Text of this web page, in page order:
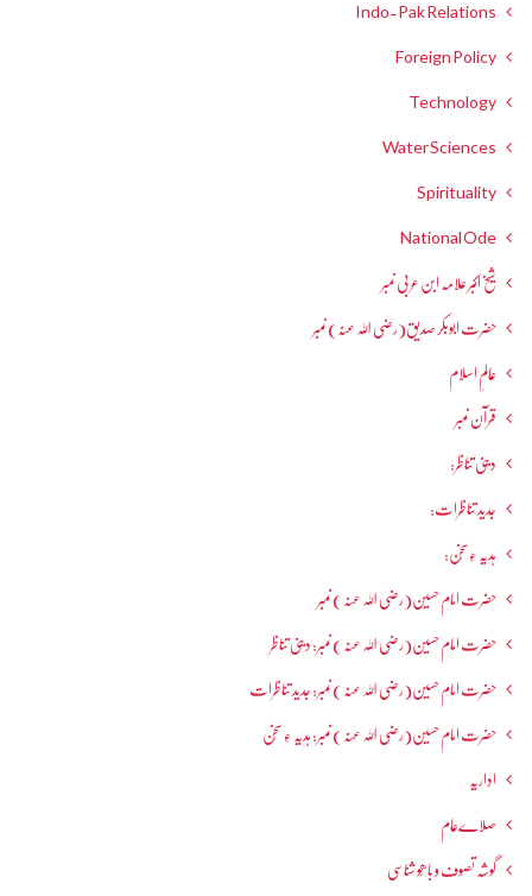
Indo-Pak Relations
Foreign Policy
Technology
Water Sciences
Spirituality
National Ode
شیخ اکبر علامہ ابن عربی نمبر
حضرت ابوبکر صدیق(رضی اللہ عنہ) نمبر
عالمِ اسلام
قرآن نمبر
دینی تناظر:
جدید تناظرات:
ہدیہ ءِسُخن:
حضرت امام حسین(رضی اللہ عنہ ) نمبر
حضرت امام حسین(رضی اللہ عنہ ) نمبر: دینی تناظر
حضرت امام حسین(رضی اللہ عنہ ) نمبر: جدید تناظرات
حضرت امام حسین(رضی اللہ عنہ ) نمبر: ہدیہ ءِ سُخن
اداریہ
صلاےعام
گوشہ تصوف و باھُو شناسی